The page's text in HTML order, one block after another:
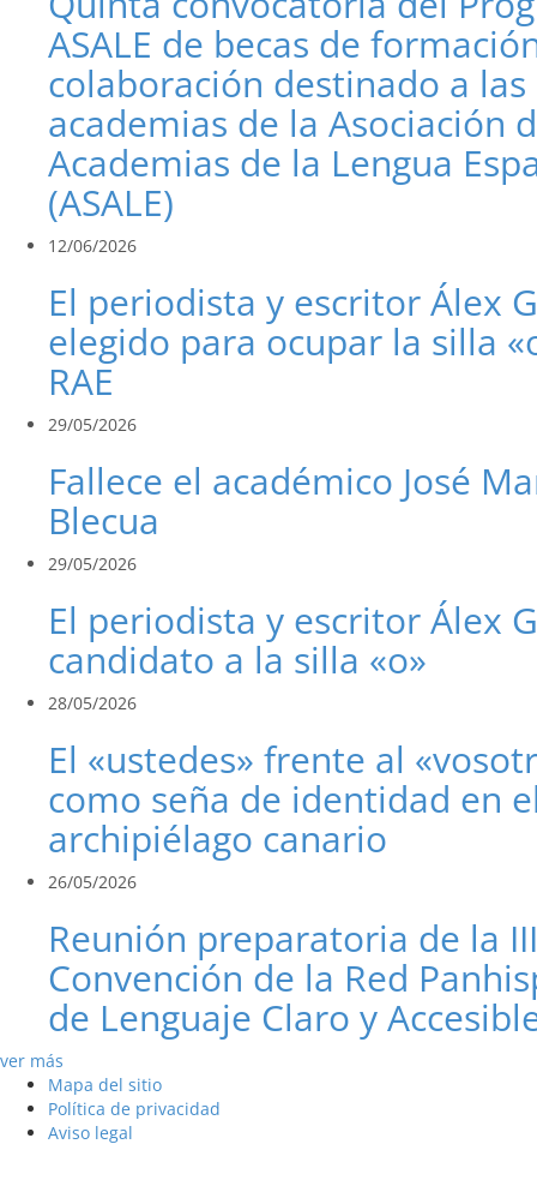
ASALE de becas de
colaboración destinado a las
academias de la Asociación
Academias de la Lengua
(ASALE)
12/06/2026
El periodista y escritor Álex
elegido para ocupar la silla
RAE
29/05/2026
Fallece el académico José
Blecua
29/05/2026
El periodista y escritor Álex
candidato a la silla «o»
28/05/2026
El «ustedes» frente al
como seña de identidad en
archipiélago canario
26/05/2026
Reunión preparatoria de la III
Convención de la Red
de Lenguaje Claro y
ver más
Mapa del sitio
Política de privacidad
Aviso legal